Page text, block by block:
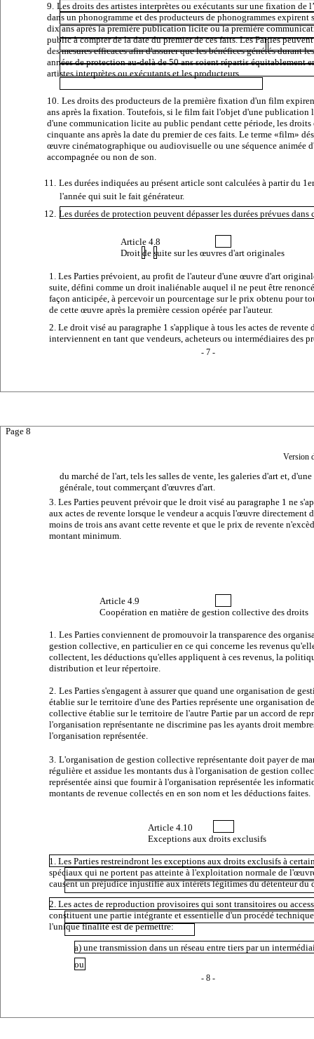
9. Les droits des artistes interprètes ou exécutants sur une fixation de
dans un phonogramme et des producteurs de phonogrammes expirent
dix ans après la première publication licite ou la première
public à compter de la date du premier de ces faits. Les Parties
des mesures efficaces afin d'assurer que les bénéfices générés durant
années de protection au-delà de 50 ans soient répartis équitablement
artistes interprètes ou exécutants et les producteurs.
10. Les droits des producteurs de la première fixation d'un film
ans après la fixation. Toutefois, si le film fait l'objet d'une publication
d'une communication licite au public pendant cette période, les droits
cinquante ans après la date du premier de ces faits. Le terme «film»
œuvre cinématographique ou audiovisuelle ou une séquence animée
accompagnée ou non de son.
11. Les durées indiquées au présent article sont calculées à partir du
l'année qui suit le fait générateur.
12. Les durées de protection peuvent dépasser les durées prévues dans
Article 4.8
Droit de suite sur les œuvres d'art originales
1. Les Parties prévoient, au profit de l'auteur d'une œuvre d'art
suite, défini comme un droit inaliénable auquel il ne peut être
façon anticipée, à percevoir un pourcentage sur le prix obtenu pour
de cette œuvre après la première cession opérée par l'auteur.
2. Le droit visé au paragraphe 1 s'applique à tous les actes de revente
interviennent en tant que vendeurs, acheteurs ou intermédiaires des
- 7 -
Page 8
Version
du marché de l'art, tels les salles de vente, les galeries d'art et,
générale, tout commerçant d'œuvres d'art.
3. Les Parties peuvent prévoir que le droit visé au paragraphe 1 ne
aux actes de revente lorsque le vendeur a acquis l'œuvre directement
moins de trois ans avant cette revente et que le prix de revente
montant minimum.
Article 4.9
Coopération en matière de gestion collective des droits
1. Les Parties conviennent de promouvoir la transparence des
gestion collective, en particulier en ce qui concerne les revenus
collectent, les déductions qu'elles appliquent à ces revenus, la
distribution et leur répertoire.
2. Les Parties s'engagent à assurer que quand une organisation de
établie sur le territoire d'une des Parties représente une organisation
collective établie sur le territoire de l'autre Partie par un accord de
l'organisation représentante ne discrimine pas les ayants droit
l'organisation représentée.
3. L'organisation de gestion collective représentante doit payer de
régulière et assidue les montants dus à l'organisation de gestion
représentée ainsi que fournir à l'organisation représentée les
montants de revenue collectés en en son nom et les déductions faites.
Article 4.10
Exceptions aux droits exclusifs
1. Les Parties restreindront les exceptions aux droits exclusifs à
spéciaux qui ne portent pas atteinte à l'exploitation normale de
causent un préjudice injustifié aux intérêts légitimes du détenteur du
2. Les actes de reproduction provisoires qui sont transitoires ou
constituent une partie intégrante et essentielle d'un procédé
l'unique finalité est de permettre:
a) une transmission dans un réseau entre tiers par un
ou
- 8 -